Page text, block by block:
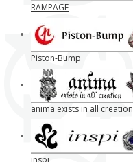
RAMPAGE
Piston-Bump
anima exists in all creation
inspi